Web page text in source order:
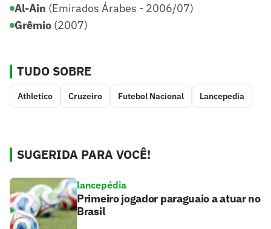
Al-Ain (Emirados Árabes - 2006/07)
Grêmio (2007)
TUDO SOBRE
Athletico Cruzeiro Futebol Nacional Lancepedia
SUGERIDA PARA VOCÊ!
lancepédia
Primeiro jogador paraguaio a atuar no
Brasil